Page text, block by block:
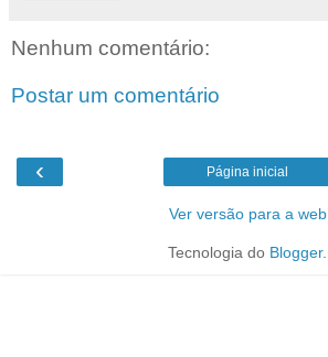
Nenhum comentário:
Postar um comentário
‹ Página inicial
Ver versão para a web
Tecnologia do Blogger.